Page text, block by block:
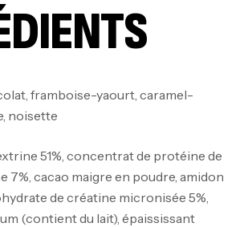
framboise-yaourt, caramel-
noisette
51%, concentrat de protéine de
7%, cacao maigre en poudre, amidon
de créatine micronisée 5%,
(contient du lait), épaississant